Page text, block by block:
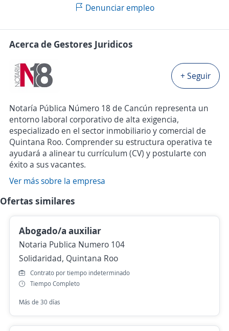
Denunciar empleo
Acerca de Gestores Juridicos
+ Seguir
Notaría Pública Número 18 de Cancún representa un
entorno laboral corporativo de alta exigencia,
especializado en el sector inmobiliario y comercial de
Quintana Roo. Comprender su estructura operativa te
ayudará a alinear tu currículum (CV) y postularte con
éxito a sus vacantes.
Ver más sobre la empresa
Ofertas similares
Abogado/a auxiliar
Notaria Publica Numero 104
Solidaridad, Quintana Roo
Contrato por tiempo indeterminado
Tiempo Completo
Más de 30 días